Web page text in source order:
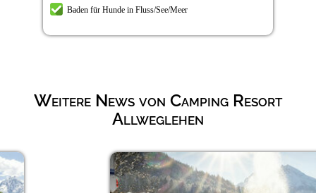
Baden für Hunde in Fluss/See/Meer
Weitere News von Camping Resort
Allweglehen